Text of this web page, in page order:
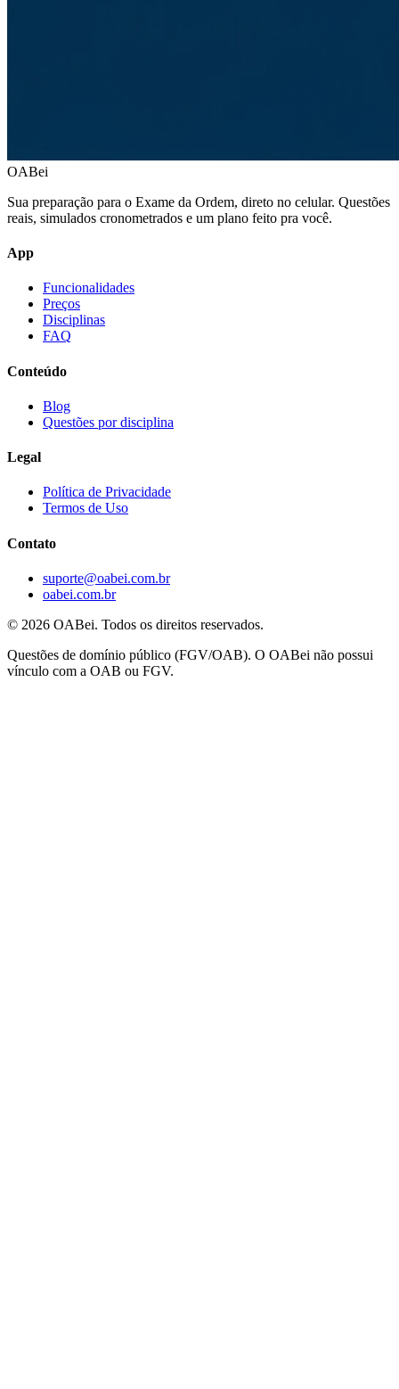
OABei
Sua preparação para o Exame da Ordem, direto no celular. Questões
reais, simulados cronometrados e um plano feito pra você.
App
Funcionalidades
Preços
Disciplinas
FAQ
Conteúdo
Blog
Questões por disciplina
Legal
Política de Privacidade
Termos de Uso
Contato
suporte@oabei.com.br
oabei.com.br
© 2026 OABei. Todos os direitos reservados.
Questões de domínio público (FGV/OAB). O OABei não possui
vínculo com a OAB ou FGV.